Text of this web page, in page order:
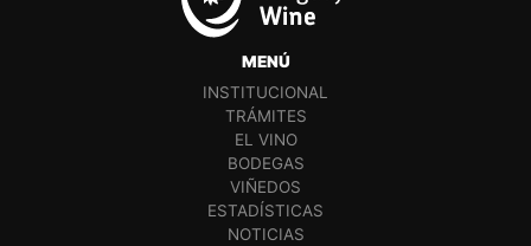
MENÚ
INSTITUCIONAL
TRÁMITES
EL VINO
BODEGAS
VIÑEDOS
ESTADÍSTICAS
NOTICIAS